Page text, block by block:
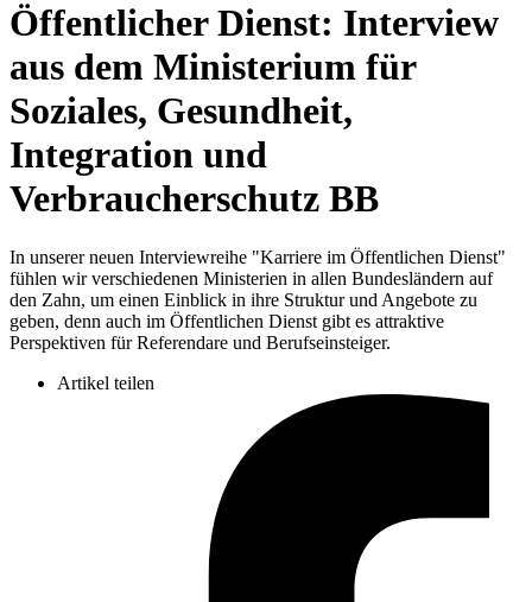
Öffentlicher Dienst: Interview
aus dem Ministerium für
Soziales, Gesundheit,
Integration und
Verbraucherschutz BB
In unserer neuen Interviewreihe "Karriere im Öffentlichen Dienst"
fühlen wir verschiedenen Ministerien in allen Bundesländern auf
den Zahn, um einen Einblick in ihre Struktur und Angebote zu
geben, denn auch im Öffentlichen Dienst gibt es attraktive
Perspektiven für Referendare und Berufseinsteiger.
Artikel teilen